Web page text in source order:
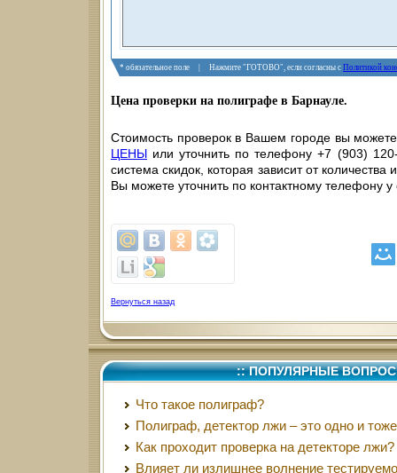
* обязательное поле | Нажмите "ГОТОВО", если согласны с Политикой
Цена проверки на полиграфе в Барнауле.
Стоимость проверок в Вашем городе вы
ЦЕНЫ или уточнить по телефону +7 (903)
система скидок, которая зависит от
Вы можете уточнить по контактному телефону у
Вернуться назад
:: ПОПУЛЯРНЫЕ
Что такое полиграф?
Полиграф, детектор лжи – это одно и
Как проходит проверка на детекторе лжи?
Влияет ли излишнее волнение